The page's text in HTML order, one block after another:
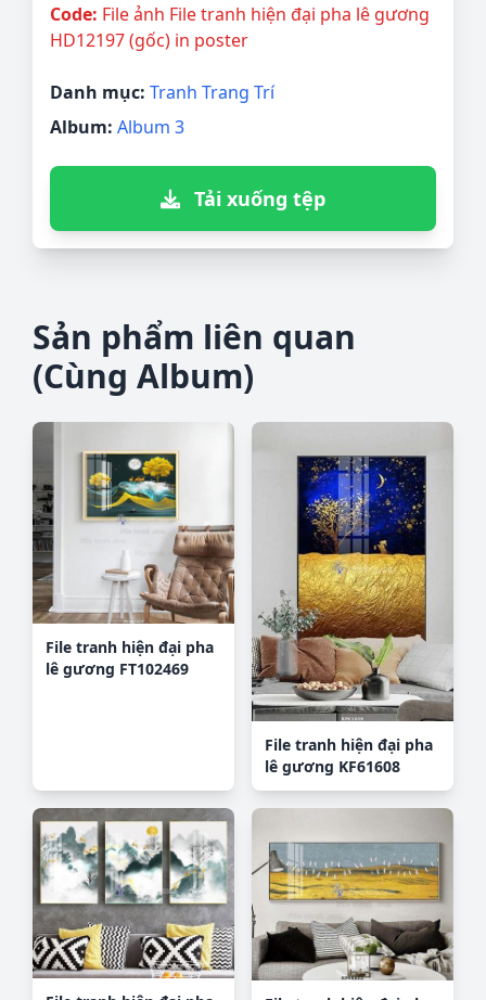
Code: File ảnh File tranh hiện đại pha lê gương
HD12197 (gốc) in poster
Danh mục: Tranh Trang Trí
Album: Album 3
Tải xuống tệp
Sản phẩm liên quan
(Cùng Album)
File tranh hiện đại pha
lê gương FT102469
File tranh hiện đại pha
lê gương KF61608